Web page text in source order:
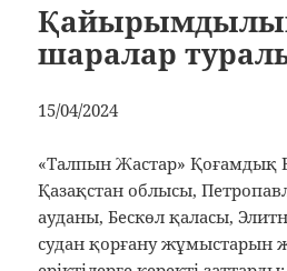
шаралар
15/04/2024
«Талпын Жастар» Қоғамдық
Қазақстан облысы,
ауданы, Бескөл қаласы,
судан қорғану жұмыстарын